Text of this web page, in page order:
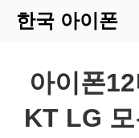
한국 아이폰
아이폰
KT LG